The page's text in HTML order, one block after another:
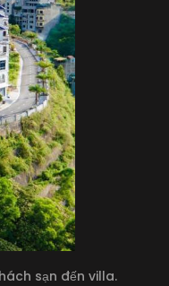
sạn đến villa.